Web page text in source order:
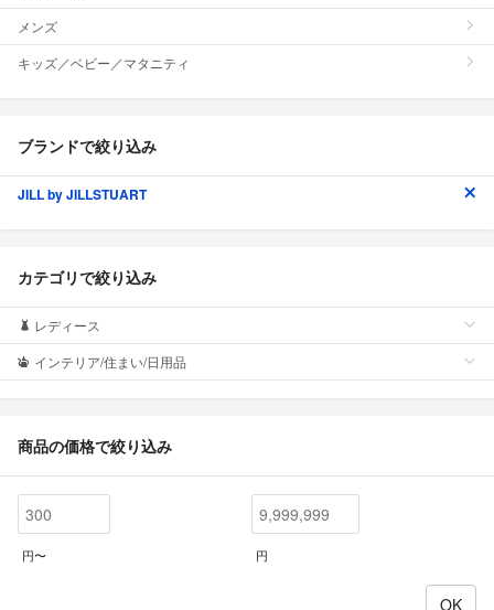
メンズ
キッズ／ベビー／マタニティ
ブランドで絞り込み
JILL by JILLSTUART
カテゴリで絞り込み
レディース
インテリア/住まい/日用品
商品の価格で絞り込み
円〜 円